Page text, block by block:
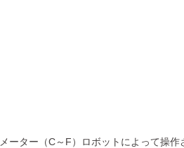
ーター（C～F）ロボットによって操作